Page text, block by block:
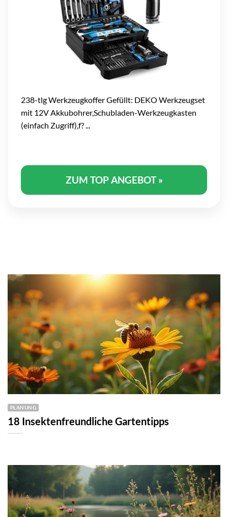
238-tlg Werkzeugkoffer Gefüllt: DEKO Werkzeugset
mit 12V Akkubohrer,Schubladen-Werkzeugkasten
(einfach Zugriff),f? ...
ZUM TOP ANGEBOT »
PLANUNG
18 Insektenfreundliche Gartentipps